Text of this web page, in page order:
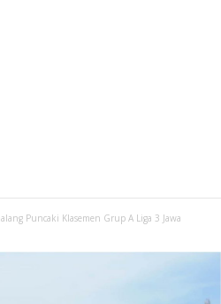
Puncaki Klasemen Grup A Liga 3 Jawa